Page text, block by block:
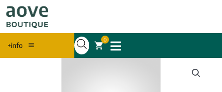
+info
0